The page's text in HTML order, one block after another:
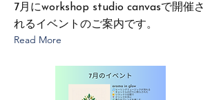
7月にworkshop studio canvasで開催さ
れるイベントのご案内です。
Read More